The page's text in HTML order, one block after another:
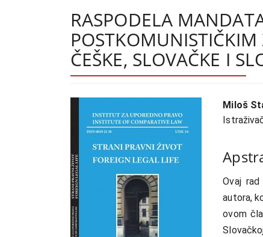
RASPODELA
ČEŠKE, SLOVAČKE I
Bočna
strana
članka
Miloš
Ovaj
autora,
ovom